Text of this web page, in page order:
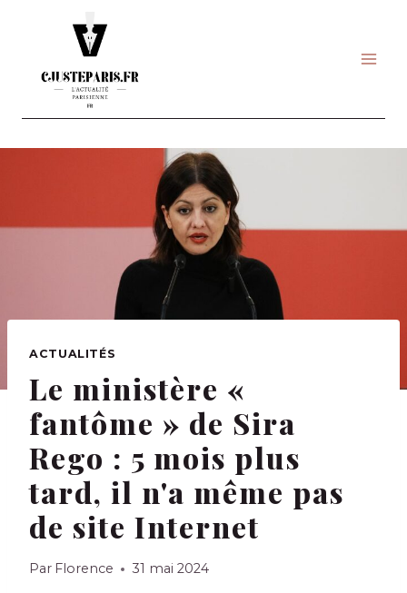
ACTUALITÉS
Le ministère «
fantôme » de Sira
Rego : 5 mois plus
tard, il n'a même pas
de site Internet
Par Florence 31 mai 2024